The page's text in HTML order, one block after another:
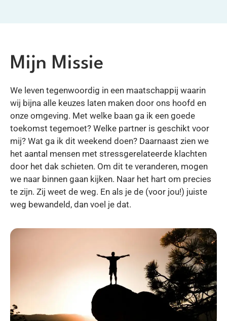
Mijn Missie
We leven tegenwoordig in een maatschappij waarin
wij bijna alle keuzes laten maken door ons hoofd en
onze omgeving. Met welke baan ga ik een goede
toekomst tegemoet? Welke partner is geschikt voor
mij? Wat ga ik dit weekend doen? Daarnaast zien we
het aantal mensen met stressgerelateerde klachten
door het dak schieten. Om dit te veranderen, mogen
we naar binnen gaan kijken. Naar het hart om precies
te zijn. Zij weet de weg. En als je de (voor jou!) juiste
weg bewandeld, dan voel je dat.